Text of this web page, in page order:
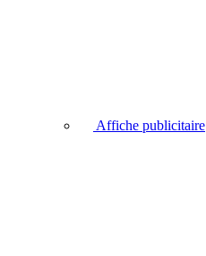
Affiche publicitaire